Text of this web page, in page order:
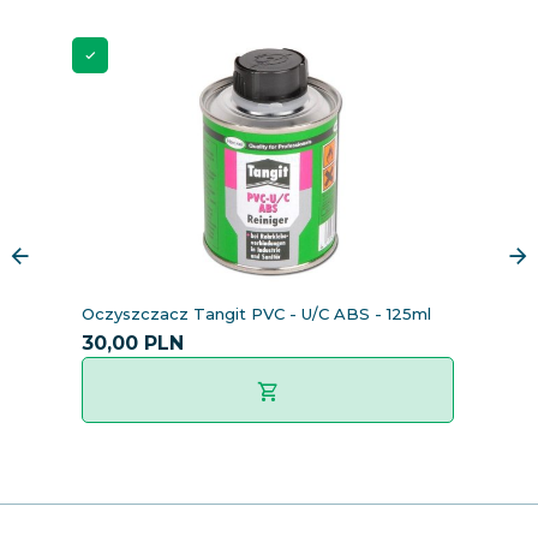
Oczyszczacz Tangit PVC - U/C ABS - 125ml
30,00 PLN